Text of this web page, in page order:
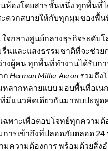
ห้องโดยสารชั้นหนึ่ง ทุกพื้นที่
ดวกสบายให้กับทุกมุมของพื้น
จกลางศูนย์กลางธุรกิจระดับ
นและแสงธรรมชาติที่จะช่วย
งผู้คน ทุกพื้นที่ทำงานได้รับก
ก Herman Miller Aeron รวมถึง
ลากหลายแบบ มอบพื้นที่อเน
มีแนวคิดเดียวกันมาพบปะพูด
ฉพาะเพื่อตอบโจทย์ทุกความ
รเข้าถึงที่ปลอดภัยตลอด 24
ความต้องการ พร้อมด้วยสิ่ง